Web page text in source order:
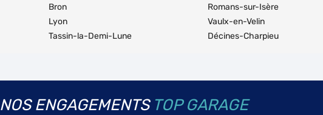
Bron
Lyon
Tassin-la-Demi-Lune
Romans-sur-Isère
Vaulx-en-Velin
Décines-Charpieu
NOS ENGAGEMENTS TOP GARAGE